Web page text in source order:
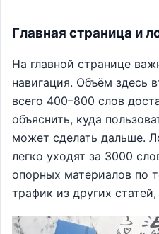
Главная страница и
На главной странице
навигация. Объём здесь
всего 400–800 слов
объяснить, куда
может сделать дальше.
легко уходят за 3000
опорных материалов по
трафик из других